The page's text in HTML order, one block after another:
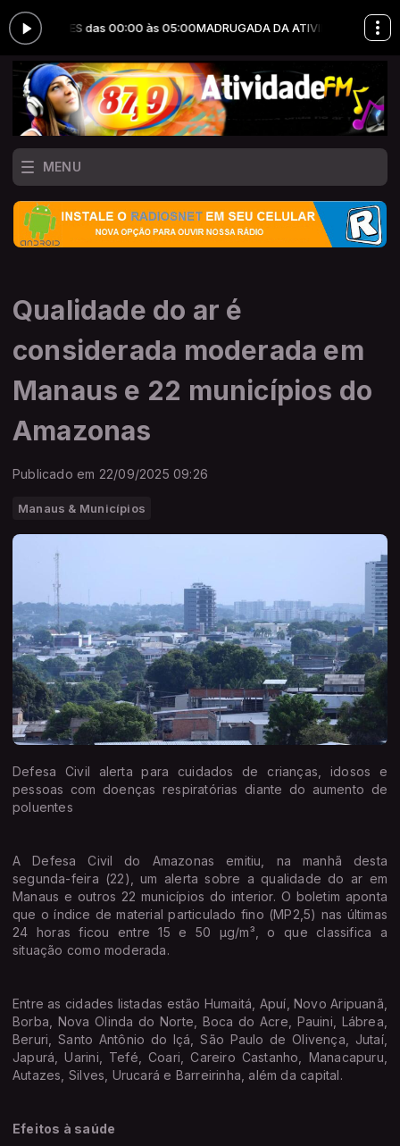
das 00:00 às 05:00MADRUGADA DA ATIVIDADE com JOTA
MENU
Qualidade do ar é
considerada moderada em
Manaus e 22 municípios do
Amazonas
Publicado em 22/09/2025 09:26
Manaus & Municípios
Defesa Civil alerta para cuidados de crianças, idosos e
pessoas com doenças respiratórias diante do aumento de
poluentes
A Defesa Civil do Amazonas emitiu, na manhã desta
segunda-feira (22), um alerta sobre a qualidade do ar em
Manaus e outros 22 municípios do interior. O boletim aponta
que o índice de material particulado fino (MP2,5) nas últimas
24 horas ficou entre 15 e 50 µg/m³, o que classifica a
situação como moderada.
Entre as cidades listadas estão Humaitá, Apuí, Novo Aripuanã,
Borba, Nova Olinda do Norte, Boca do Acre, Pauini, Lábrea,
Beruri, Santo Antônio do Içá, São Paulo de Olivença, Jutaí,
Japurá, Uarini, Tefé, Coari, Careiro Castanho, Manacapuru,
Autazes, Silves, Urucará e Barreirinha, além da capital.
Efeitos à saúde